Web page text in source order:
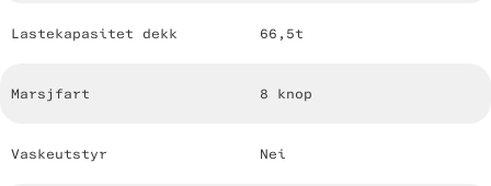
Lastekapasitet dekk 66,5t
Marsjfart 8 knop
Vaskeutstyr Nei